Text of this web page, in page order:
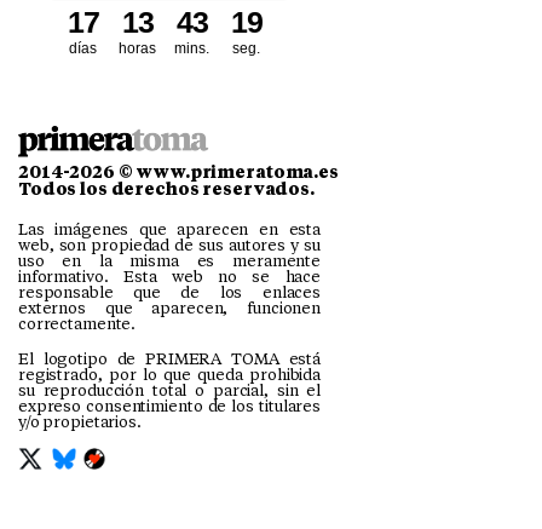
días
17
horas
13
mins.
43
seg.
17
8
2014-2026 © www.primeratoma.es
Todos los derechos reservados.
Las imágenes que aparecen en esta
web, son propiedad de sus autores y su
uso en la misma es meramente
informativo. Esta web no se hace
responsable que de los enlaces
externos que aparecen, funcionen
correctamente.
El logotipo de PRIMERA TOMA está
registrado, por lo que queda prohibida
su reproducción total o parcial, sin el
expreso consentimiento de los titulares
y/o propietarios.